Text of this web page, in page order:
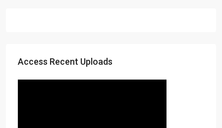
Access Recent Uploads